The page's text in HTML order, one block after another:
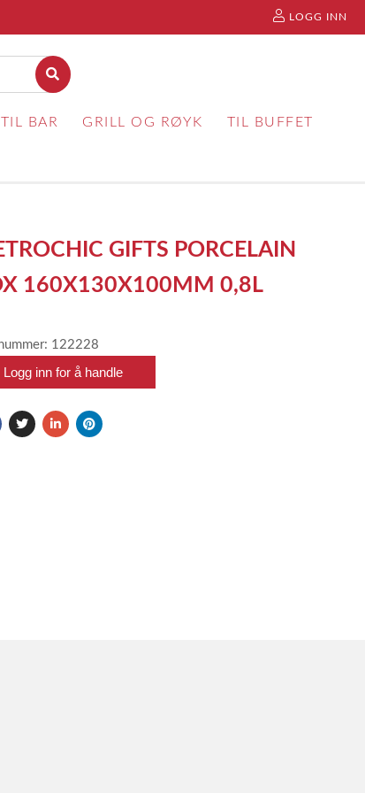
LOGG INN
TIL BAR GRILL OG RØYK TIL BUFFET
GIFTS PORCELAIN
160X130X100MM 0,8L
122228
Logg inn for å handle